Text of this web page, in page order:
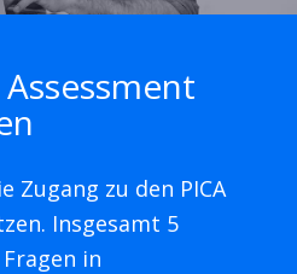
Zugang zu den PICA
Insgesamt 5
in